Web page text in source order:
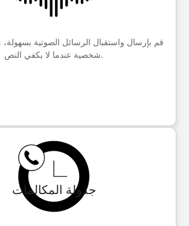
قم بإرسال واستقبال الرسائل الصوتية
شخصية عندما لا يكفي النص.
جدولة المكالمات